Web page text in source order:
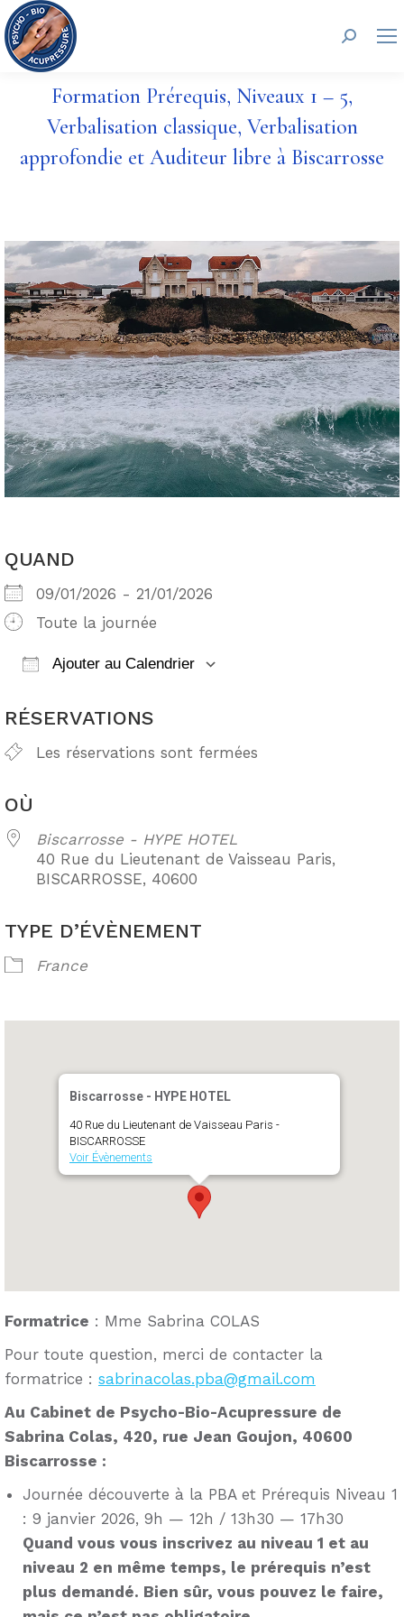
Formation Prérequis, Niveaux 1 – 5,
Verbalisation classique, Verbalisation
approfondie et Auditeur libre à Biscarrosse
QUAND
09/01/2026 - 21/01/2026
Toute la journée
Ajouter au Calendrier
RÉSERVATIONS
Les réservations sont fermées
OÙ
Biscarrosse - HYPE HOTEL
40 Rue du Lieutenant de Vaisseau Paris,
BISCARROSSE, 40600
TYPE D’ÉVÈNEMENT
France
Biscarrosse - HYPE HOTEL
40 Rue du Lieutenant de Vaisseau Paris -
BISCARROSSE
Voir Évènements
Formatrice : Mme Sabrina COLAS
Pour toute question, merci de contacter la
formatrice : sabrinacolas.pba@gmail.com
Au Cabinet de Psycho-Bio-Acupressure de
Sabrina Colas, 420, rue Jean Goujon, 40600
Biscarrosse :
Journée découverte à la PBA et Prérequis Niveau 1
: 9 janvier 2026, 9h — 12h / 13h30 — 17h30
Quand vous vous inscrivez au niveau 1 et au
niveau 2 en même temps, le prérequis n’est
plus demandé. Bien sûr, vous pouvez le faire,